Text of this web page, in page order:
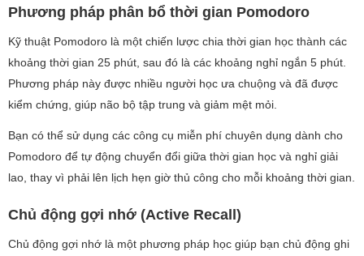
Phương pháp phân bổ thời gian Pomodoro
Kỹ thuật Pomodoro là một chiến lược chia thời gian học thành các
khoảng thời gian 25 phút, sau đó là các khoảng nghỉ ngắn 5 phút.
Phương pháp này được nhiều người học ưa chuộng và đã được
kiểm chứng, giúp não bộ tập trung và giảm mệt mỏi.
Bạn có thể sử dụng các công cụ miễn phí chuyên dụng dành cho
Pomodoro để tự động chuyển đổi giữa thời gian học và nghỉ giải
lao, thay vì phải lên lịch hẹn giờ thủ công cho mỗi khoảng thời gian.
Chủ động gợi nhớ (Active Recall)
Chủ động gợi nhớ là một phương pháp học giúp bạn chủ động ghi